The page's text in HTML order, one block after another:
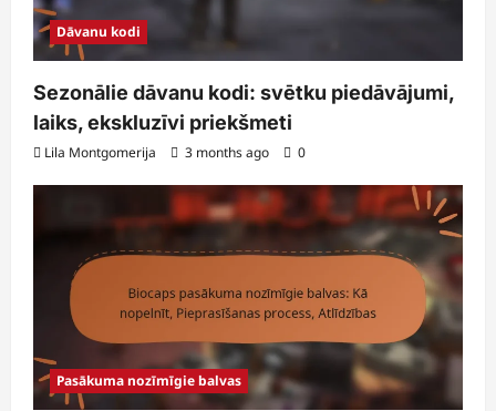
Dāvanu kodi
Sezonālie dāvanu kodi: svētku piedāvājumi,
laiks, ekskluzīvi priekšmeti
Lila Montgomerija 3 months ago 0
Pasākuma nozīmīgie balvas